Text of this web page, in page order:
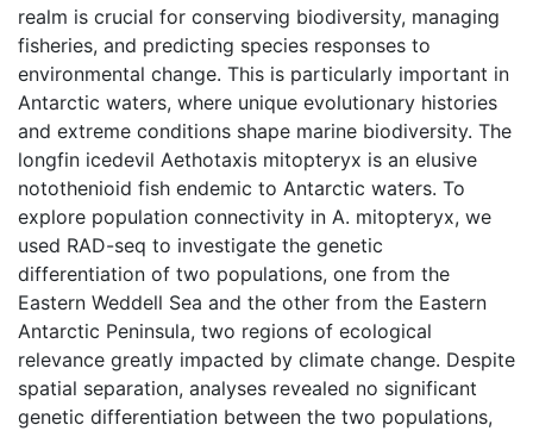
realm is crucial for conserving biodiversity, managing
fisheries, and predicting species responses to
environmental change. This is particularly important in
Antarctic waters, where unique evolutionary histories
and extreme conditions shape marine biodiversity. The
longfin icedevil Aethotaxis mitopteryx is an elusive
notothenioid fish endemic to Antarctic waters. To
explore population connectivity in A. mitopteryx, we
used RAD-seq to investigate the genetic
differentiation of two populations, one from the
Eastern Weddell Sea and the other from the Eastern
Antarctic Peninsula, two regions of ecological
relevance greatly impacted by climate change. Despite
spatial separation, analyses revealed no significant
genetic differentiation between the two populations,